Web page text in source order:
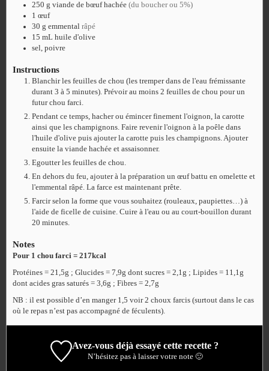
250 g viande de bœuf hachée (du boucher ou 5%)
1 œuf
30 g emmental râpé
15 mL huile d'olive
sel, poivre
Instructions
Blanchir les feuilles de chou (les tremper dans de l'eau frémissante
durant 3 à 5 minutes). Prévoir au moins 2 feuilles de chou pour un
futur chou farci.
Pendant ce temps, hacher ou émincer finement l'oignon, la carotte
ainsi que les champignons. Faire revenir l'oignon à la poêle dans
l'huile d'olive puis ajouter la carotte puis les champignons. Ajouter
ensuite la viande hachée et assaisonner.
Egoutter les feuilles de chou.
En dehors du feu, ajouter à la préparation un œuf battu en omelette et
l'emmental râpé. La farce est maintenant prête.
Farcir selon la forme que vous souhaitez (rouleaux, paupiettes…) à
l'aide de ficelle de cuisine. Cuire à l'eau ou au court-bouillon durant
20 minutes.
Notes
Pour 1 chou farci = 217kcal
Protéines = 21,5g ; Glucides = 7,9g dont sucres = 2,1g ; Lipides = 11,1g
dont acides gras saturés = 3,6g ; Fibres = 2,7g
NB : il est possible d’en manger 1,5 voir 2 choux farcis (surtout dans le cas
où le repas n’est pas accompagné de féculents).
Avez-vous déjà essayé cette recette ?
N’hésitez pas à laisser votre note 🙂